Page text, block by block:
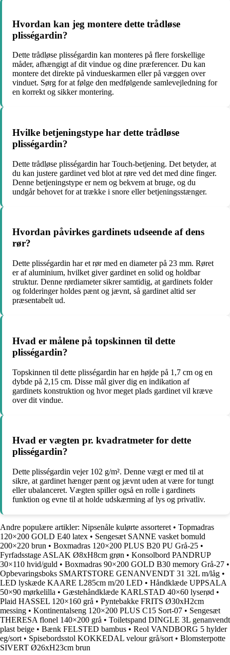
Hvordan kan jeg montere dette trådløse
plisségardin?
Dette trådløse plisségardin kan monteres på flere forskellige
måder, afhængigt af dit vindue og dine præferencer. Du kan
montere det direkte på vindueskarmen eller på væggen over
vinduet. Sørg for at følge den medfølgende samlevejledning for
en korrekt og sikker montering.
Hvilke betjeningstype har dette trådløse
plisségardin?
Dette trådløse plisségardin har Touch-betjening. Det betyder, at
du kan justere gardinet ved blot at røre ved det med dine finger.
Denne betjeningstype er nem og bekvem at bruge, og du
undgår behovet for at trække i snore eller betjeningsstænger.
Hvordan påvirkes gardinets udseende af dens
rør?
Dette plisségardin har et rør med en diameter på 23 mm. Røret
er af aluminium, hvilket giver gardinet en solid og holdbar
struktur. Denne rørdiameter sikrer samtidig, at gardinets folder
og folderinger holdes pænt og jævnt, så gardinet altid ser
præsentabelt ud.
Hvad er målene på topskinnen til dette
plisségardin?
Topskinnen til dette plisségardin har en højde på 1,7 cm og en
dybde på 2,15 cm. Disse mål giver dig en indikation af
gardinets konstruktion og hvor meget plads gardinet vil kræve
over dit vindue.
Hvad er vægten pr. kvadratmeter for dette
plisségardin?
Dette plisségardin vejer 102 g/m². Denne vægt er med til at
sikre, at gardinet hænger pænt og jævnt uden at være for tungt
eller ubalanceret. Vægten spiller også en rolle i gardinets
funktion og evne til at holde udskærming af lys og privatliv.
Andre populære artikler: Nipsenåle kulørte assorteret • Topmadras
120×200 GOLD E40 latex • Sengesæt SANNE vasket bomuld
200×220 brun • Boxmadras 120×200 PLUS B20 PU Grå-25 •
Fyrfadsstage ASLAK Ø8xH8cm grøn • Konsolbord PANDRUP
30×110 hvid/guld • Boxmadras 90×200 GOLD B30 memory Grå-27 •
Opbevaringsboks SMARTSTORE GENANVENDT 31 32L m/låg •
LED lyskæde KAARE L285cm m/20 LED • Håndklæde UPPSALA
50×90 mørkelilla • Gæstehåndklæde KARLSTAD 40×60 lyserød •
Plaid HASSEL 120×160 grå • Pyntebakke FRITS Ø30xH2cm
messing • Kontinentalseng 120×200 PLUS C15 Sort-07 • Sengesæt
THERESA flonel 140×200 grå • Toiletspand DINGLE 3L genanvendt
plast beige • Bænk FELSTED bambus • Reol VANDBORG 5 hylder
eg/sort • Spisebordsstol KOKKEDAL velour grå/sort • Blomsterpotte
SIVERT Ø26xH23cm brun